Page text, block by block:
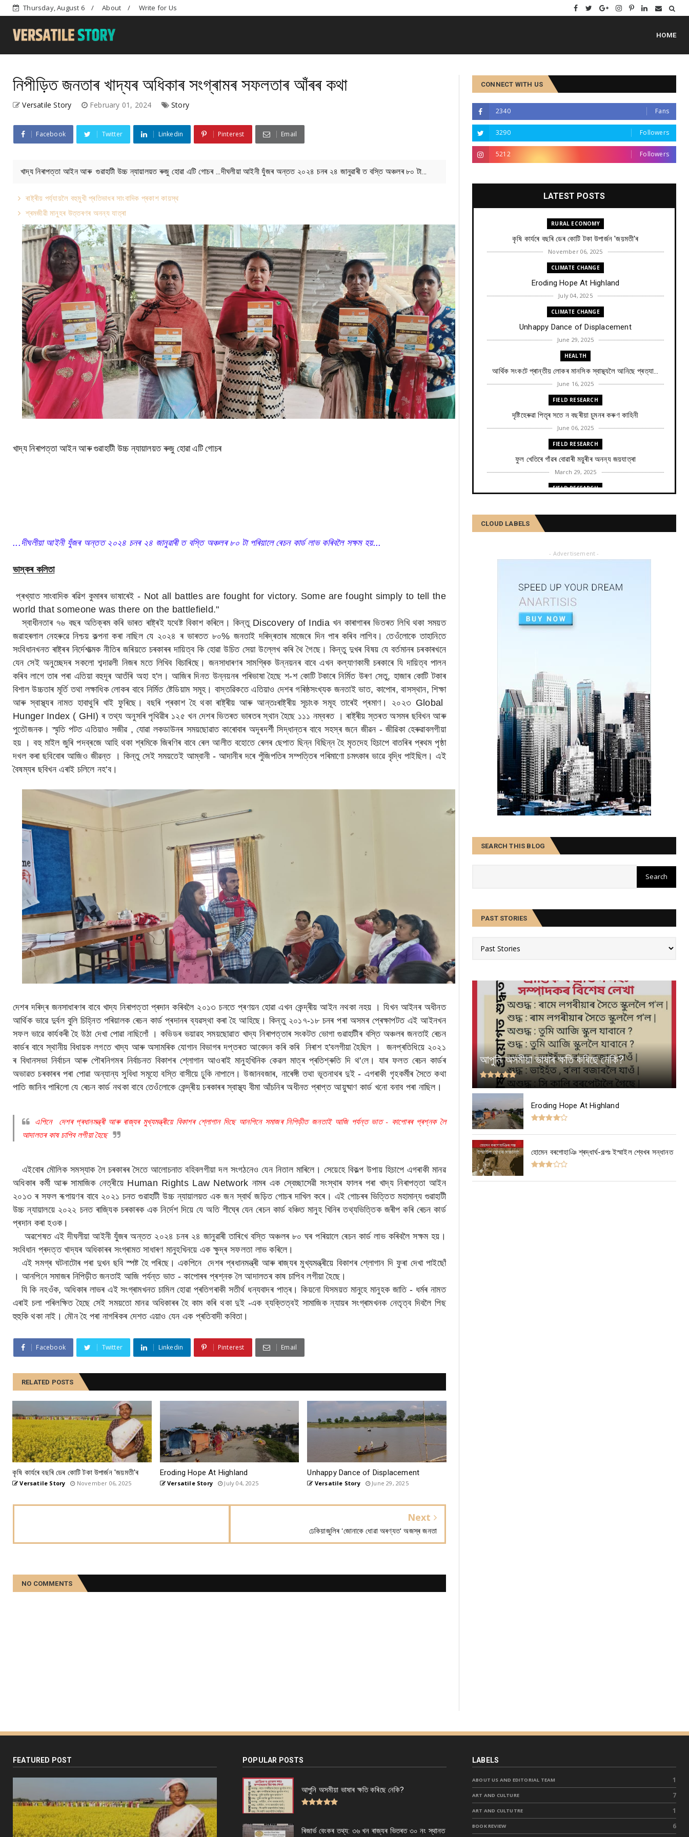
Thursday, August 6 About Write for Us
HOME
নিপীড়িত জনতাৰ খাদ্যৰ অধিকাৰ সংগ্ৰামৰ সফলতাৰ আঁৰৰ কথা
Versatile Story February 01, 2024 Story
Facebook Twitter Linkedin Pinterest Email
খাদ্য নিৰাপত্তা আইন আৰু গুৱাহাটী উচ্চ ন্যায়ালয়ত ৰুজু হোৱা এটি গোচৰ ...দীঘলীয়া আইনী যুঁজৰ অন্তত ২০২৪ চনৰ ২৪ জানুৱাৰী ত বস্তি অঞ্চলৰ ৮০ টা...
ৰাষ্ট্ৰীয় পৰ্য্যায়লৈ বহুমুখী প্ৰতিভাধৰ সাংবাদিক প্ৰকাশ কায়স্থ
শ্ৰমজীৱী মানুহৰ উত্তৰণৰ অনন্য যাত্ৰা
খাদ্য নিৰাপত্তা আইন আৰুগুৱাহাটী উচ্চ ন্যায়ালয়ত ৰুজু হোৱা এটি গোচৰ
...দীঘলীয়া আইনী যুঁজৰ অন্তত ২০২৪ চনৰ ২৪ জানুৱাৰী ত বস্তি অঞ্চলৰ ৮০ টা পৰিয়ালে ৰেচন কাৰ্ড লাভ কৰিবলৈ সক্ষম হয়...
ভাস্কৰ কলিতা
প্ৰখ্যাত সাংবাদিক ৰৱিশ কুমাৰৰ ভাষাৰেই - Not all battles are fought for victory. Some are fought simply to tell the
world that someone was there on the battlefield."
স্বাধীনতাৰ ৭৬ বছৰ অতিক্ৰম কৰি ভাৰত ৰাষ্ট্ৰ‌ই যথেষ্ট বিকাশ কৰিলে। কিন্তু Discovery of India খন কাৰাগাৰৰ ভিতৰত লিখি থকা সময়ত
জৱাহৰলাল নেহৰুৱে নিশ্চয় কল্পনা কৰা নাছিল যে ২০২৪ ৰ ভাৰতত ৮০% জনতাই দৰিদ্ৰতাৰ মাজেৰে দিন পাৰ কৰিব লাগিব। তেওঁলোকে তাহানিতে
সংবিধানখনত ৰাষ্ট্ৰৰ নিৰ্দেশাত্মক নীতিৰ জৰি‌য়তে চৰকাৰৰ দায়িত্ব কি হোৱা উচিত সেয়া উল্লেখ কৰি থৈ গৈছে। কিন্তু দুখৰ বিষয় যে বৰ্তমানৰ চৰকাৰখনে
যেন সেই অনুচ্ছেদৰ সকলো শব্দাৱলী নিজৰ মতে লিখিব বিচাৰিছে। জনসাধাৰণৰ সামগ্ৰিক উন্নয়নৰ বাবে এখন কল্যাণকামী চৰকাৰে যি দায়িত্ব পালন
কৰিব লাগে তাৰ পৰা এতিয়া বহুদূৰ আতঁৰি অহা হ'ল। আজিৰ দিনত উন্নয়নৰ পৰিভাষা হৈছে শ-শ কোটি টকাৰে নিৰ্মিত উৰণ সেতু, হাজাৰ কোটি টকাৰ
বিশাল উচ্চতাৰ মূৰ্তি তথা লক্ষাধিক লোকৰ বাবে নিৰ্মিত ষ্টেডিয়াম সমূহ। বাস্তৱিকতে এতিয়াও দেশৰ গৰিষ্ঠসংখ্যক জনতাই ভাত, কাপোৰ, বাসস্থান, শিক্ষা
আৰু স্বাস্থ্যৰ নামত হাবাথুৰি খাই ফুৰিছে। বছৰি প্ৰকাশ হৈ থকা ৰাষ্ট্ৰীয় আৰু আন্তঃৰাষ্ট্ৰীয় সূচাংক সমূহ তাৰেই প্ৰমাণ। ২০২৩ Global
Hunger Index ( GHI) ৰ তথ্য অনুসৰি পৃথিৱীৰ ১২৫ খন দেশৰ ভিতৰত ভাৰতৰ স্থান হৈছে ১১১ নম্বৰত । ৰাষ্ট্ৰীয় স্তৰত অসমৰ ছবিখন আৰু
পুতৌজনক। স্মৃতি পটত এতিয়াও সজীৱ , যোৱা লকডাউনৰ সময়ছোৱাত কাৰোবাৰ অদূৰদৰ্শী সিদ্ধান্তৰ বাবে সহস্ৰ জনে জীৱন - জীৱিকা হেৰুৱাবলগীয়া
হয় । বহু মাইল জুৰি পদব্ৰজে আহি থকা শ্ৰমিকে জিৰণিৰ বাবে ৰেল আলীত বহোতে ৰেলৰ ছেপাত ছিন্ন বিছিন্ন হৈ মৃতদেহ হিচাপে বাতৰিৰ প্ৰথম পৃষ্ঠা
দখল কৰা ছবিবোৰ আজিও জীৱন্ত । কিন্তু সেই সময়তেই আম্বানী - আদানীৰ দৰে পুঁজিপতিৰ সম্পত্তিৰ পৰিমাণো চমৎকাৰ ভাৱে বৃদ্ধি পাইছিল। এই
বৈষম্যৰ ছবিখন এৰাই চলিলে নহ'ব।
দেশৰ দৰিদ্ৰ জনসাধাৰণৰ বাবে খাদ্য নিৰাপত্তা প্ৰদান কৰিবলৈ ২০১৩ চনতে প্ৰণয়ন হোৱা এখন কেন্দ্ৰীয় আইন নথকা নহয় । যিখন আইনৰ অধীনত
আৰ্থিক ভাৱে দুৰ্বল বুলি চিহ্নিত পৰিয়ালক ৰেচন কাৰ্ড প্ৰদানৰ ব্যৱস্থা কৰা হৈ আহিছে। কিন্তু ২০১৭-১৮ চনৰ পৰা অসমৰ প্ৰেক্ষাপটত এই আইনখন
সফল ভাৱে কাৰ্যকৰী হৈ উঠা দেখা পোৱা নাছিলোঁ । কভিডৰ ভয়াৱহ সময়ছোৱাত খাদ্য নিৰাপত্তাৰ সংকটত ভোগা গুৱাহাটীৰ বস্তি অঞ্চলৰ জনতাই ৰেচন
কাৰ্ডৰ বাবে স্থানীয় বিধায়ক লগতে খাদ্য আৰু অসামৰিক যোগান বিভাগৰ দপ্তৰত আবেদন কৰি কৰি নিৰাশ হ'বলগীয়া হৈছিল । জনপ্ৰতিধিয়ে ২০২১
ৰ বিধানসভা নিৰ্বাচন আৰু পৌৰনিগমৰ নিৰ্বাচনত বিকাশৰ শ্লোগান আওৰাই মানুহখিনিক কেৱল মাত্ৰ প্ৰতিশ্ৰুতি দি থ'লে। যাৰ ফলত ৰেচন কাৰ্ডৰ
অভাৱত চৰকাৰৰ পৰা পোৱা অন্যান্য সুবিধা সমূহো বস্তি বাসীয়ে ঢুকি নাপালে। উজানবজাৰ, নাৰেঙ্গী তথা ভূতনাথৰ দুই - এগৰাকী গৃহকৰ্মীৰ সৈতে কথা
পাতি জানিব পাৰিলো যে ৰেচন কাৰ্ড নথকা বাবে তেওঁলোকে কেন্দ্ৰীয় চৰকাৰৰ স্বাস্থ্য বীমা আঁচনিৰ অধীনত প্ৰাপ্ত আয়ুষ্মাণ কাৰ্ড খনো বনাব পৰা নাছিল।
এপিনে দেশৰ প্ৰধানমন্ত্ৰী আৰু ৰাজ্যৰ মুখ্যমন্ত্ৰীয়ে বিকাশৰ শ্লোগান দিছে আনপিনে সমাজৰ নিপিড়ীত জনতাই আজি পৰ্যন্ত ভাত - কাপোৰৰ প্ৰশ্নক লৈ
আদালতৰ কাষ চাপিব লগীয়া হৈছে
এইবোৰ মৌলিক সমস্যাক লৈ চৰকাৰৰ সৈতে আলোচনাত বহিবলগীয়া দল সংগঠনেও যেন নিতাল মাৰিলে। সেয়েহে বিকল্প উপায় হিচাপে এগৰাকী মানৱ
অধিকাৰ কৰ্মী আৰু সামাজিক নেত্ৰীয়ে Human Rights Law Network নামৰ এক স্বেচ্ছাসেৱী সংস্থাৰ ফালৰ পৰা খাদ্য নিৰাপত্তা আইন
২০১৩ ৰ সফল ৰূপায়ণৰ বাবে ২০২১ চনত গুৱাহাটী উচ্চ ন্যায়ালয়ত এক জন স্বাৰ্থ জড়িত গোচৰ দাখিল কৰে। এই গোচৰৰ ভিত্তিত মহামান্য গুৱাহাটী
উচ্চ ন্যায়ালয়ে ২০২২ চনত ৰাজ্যিক চৰকাৰক এক নিৰ্দেশ দিয়ে যে অতি শীঘ্ৰে যেন ৰেচন কাৰ্ড বঞ্চিত মানুহ খিনিৰ তথ্যভিত্তিক জৰীপ কৰি ৰেচন কাৰ্ড
প্ৰদান কৰা হ‌ওক।
অৱশেষত এই দীঘলীয়া আইনী যুঁজৰ অন্তত ২০২৪ চনৰ ২৪ জানুৱাৰী তাৰিখে বস্তি অঞ্চলৰ ৮০ ঘৰ পৰিয়ালে ৰেচন কাৰ্ড লাভ কৰিবলৈ সক্ষম হয়।
সংবিধান প্ৰদত্ত খাদ্যৰ অধিকাৰৰ সংগ্ৰামত সাধাৰণ মানুহখিনয়ে এক ক্ষুদ্ৰ সফলতা লাভ কৰিলে।
এই সমগ্ৰ ঘটনাটোৰ পৰা দুখন ছবি স্পষ্ট হৈ পৰিছে। একপিনে দেশৰ প্ৰধানমন্ত্ৰী আৰু ৰাজ্যৰ মুখ্যমন্ত্ৰীয়ে বিকাশৰ শ্লোগান দি ফুৰা দেখা পাইছোঁ
। আনপিনে সমাজৰ নিপিড়ীত জনতাই আজি পৰ্যন্ত ভাত - কাপোৰৰ প্ৰশ্নক লৈ আদালতৰ কাষ চাপিব লগীয়া হৈছে।
যি কি নহওঁক, অধিকাৰ লাভৰ এই সংগ্ৰামখনত চামিল হোৱা প্ৰতিগৰাকী সতীৰ্থ ধন্যবাদৰ পাত্ৰ। কিয়নো যিসময়ত মানুহে মানুহক জাতি - ধৰ্মৰ নামত
এৰাই চলা পৰিলক্ষিত হৈছে সেই সময়তো মানৱ অধিকাৰৰ হৈ কাম কৰি থকা দুই -এক ব্যক্তিত্ব‌ই সামাজিক ন্যায়ৰ সংগ্ৰামখনক নেতৃত্ব দিবলৈ পিছ
হুহুকি থকা নাই। মৌন হৈ পৰা নাগৰিকৰ দেশত এয়াও যেন এক প্ৰতিবাদী কবিতা।
Facebook Twitter Linkedin Pinterest Email
RELATED POSTS
কৃষি কাৰ্যৰে বছৰি ডেৰ কোটি টকা উপার্জন 'জয়মতী'ৰ
Versatile Story November 06, 2025
Eroding Hope At Highland
Versatile Story July 04, 2025
Unhappy Dance of Displacement
Versatile Story June 29, 2025
Next
ঢেকিয়াজুলিৰ 'জোনাকে ধোৱা অৰণ্যত' অজস্ৰ জনতা
NO COMMENTS
CONNECT WITH US
2340 Fans
3290 Followers
5212 Followers
LATEST POSTS
RURAL ECONOMY
কৃষি কাৰ্যৰে বছৰি ডেৰ কোটি টকা উপার্জন 'জয়মতী'ৰ
November 06, 2025
CLIMATE CHANGE
Eroding Hope At Highland
July 04, 2025
CLIMATE CHANGE
Unhappy Dance of Displacement
June 29, 2025
HEALTH
আৰ্থিক সংকটে প্ৰান্তীয় লোকৰ মানসিক স্বাস্থ্যলৈ আনিছে প্ৰত্যা...
June 16, 2025
FIELD RESEARCH
দৃষ্টিহেৰুৱা পিতৃৰ সতে ন বছৰীয়া চুমনৰ কৰুণ কাহিনী
June 06, 2025
FIELD RESEARCH
ফুল খেতিৰে গাঁৱৰ বোৱাৰী ময়ুৰীৰ অনন্য জয়যাত্ৰা
March 29, 2025
FIELD RESEARCH
February 27, 2025
FIELD RESEARCH
February 04, 2025
একালৰ উগ্ৰপন্থী কবলিত দূৰ্গম গাঁৱৰ পৰা ৰাষ্ট্ৰীয় পৰ্যায়লৈ ময়...
December 26, 2024
SOCIAL
CLOUD LABELS
- Advertisement -
SEARCH THIS BLOG
PAST STORIES
আপুনি অসমীয়া ভাষাৰ ক্ষতি কৰিছে নেকি?
Eroding Hope At Highland
হোমেন বৰগোহাঞি শ্ৰদ্ধাৰ্ঘ-গল্পঃ ইস্মাইল শ্বেখৰ সন্ধানত
FEATURED POST POPULAR POSTS
আপুনি অসমীয়া ভাষাৰ ক্ষতি কৰিছে নেকি?
ৰিজাৰ্ভ বেংকৰ তথ্য: ৩৬ খন ৰাজ্যৰ ভিতৰত ৩০ নং স্থানত
LABELS
ABOUT US AND EDITORIAL TEAM 1
ART AND CULTURE 7
ART AND CULTUTRE 1
BOOK REVIEW 6